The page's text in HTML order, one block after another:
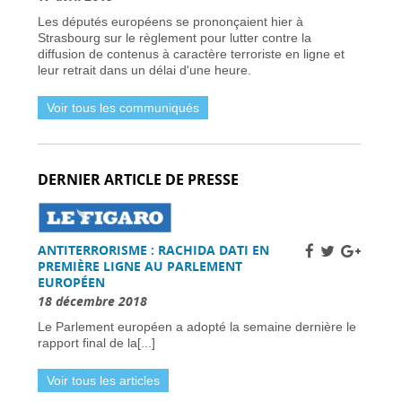
Vol Ryanair : des passagers bloqués en
France à cause des retards de l’EES -31 mars
2026
Air France-KLM augmente les tarifs long-
Orient -30 mars 2026
Nationaux britanniques à double nationalité:
cadre des règles ETA -30 mars 2026
L’extrême droite et la gauche enregistrent des
gains importants -30 mars 2026
Sénat français approuve la loi sur l’ANPR pour
renforcer les moyens de lutte contre la
criminalité -29 mars 2026
Femme britannique disparue à Nîmes
retrouvée saine et sauve en Italie -
2026
Un chauffeur routier condamné à 11 700 €
d’amende en France pour fraude
systématique aux péages autoroutiers -
La France appelle les raffineries à accroître la
Les députés européens se prononçaient hier à
Strasbourg sur le règlement pour lutter contre la
diffusion de contenus à caractère terroriste en ligne et
leur retrait dans un délai d'une heure.
Voir tous les communiqués
DERNIER ARTICLE DE PRESSE
ANTITERRORISME : RACHIDA DATI EN
PREMIÈRE LIGNE AU PARLEMENT
EUROPÉEN
18 décembre 2018
Le Parlement européen a adopté la semaine dernière le
rapport final de la[...]
Voir tous les articles